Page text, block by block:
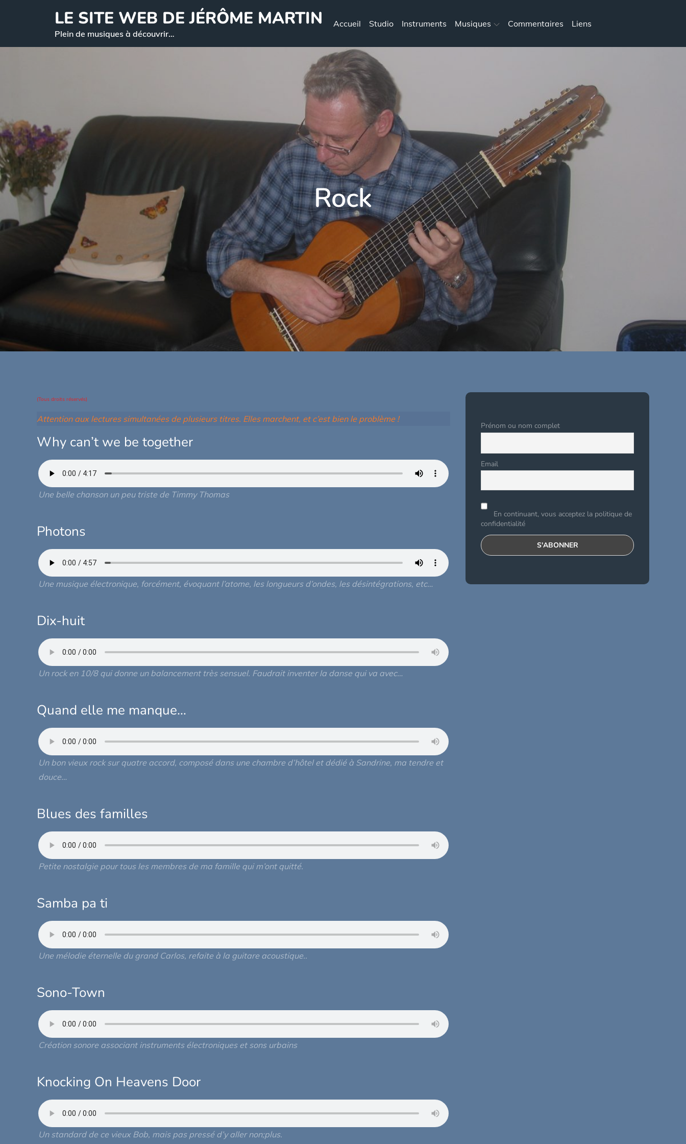
LE SITE WEB DE JÉRÔME MARTIN
Plein de musiques à découvrir…
Accueil Studio Instruments Musiques Commentaires Liens
Rock
(Tous droits réservés)
Attention aux lectures simultanées de plusieurs titres. Elles marchent, et c’est bien le problème !
Why can’t we be together
Une belle chanson un peu triste de Timmy Thomas
Photons
Une musique électronique, forcément, évoquant l’atome, les longueurs d’ondes, les désintégrations, etc…
Dix-huit
Un rock en 10/8 qui donne un balancement très sensuel. Faudrait inventer la danse qui va avec…
Quand elle me manque…
Un bon vieux rock sur quatre accord, composé dans une chambre d’hôtel et dédié à Sandrine, ma tendre et
douce…
Blues des familles
Petite nostalgie pour tous les membres de ma famille qui m’ont quitté.
Samba pa ti
Une mélodie éternelle du grand Carlos, refaite à la guitare acoustique..
Sono-Town
Création sonore associant instruments électroniques et sons urbains
Knocking On Heavens Door
Un standard de ce vieux Bob, mais pas pressé d’y aller non;plus.
Prénom ou nom complet
Email
En continuant, vous acceptez la politique de
confidentialité